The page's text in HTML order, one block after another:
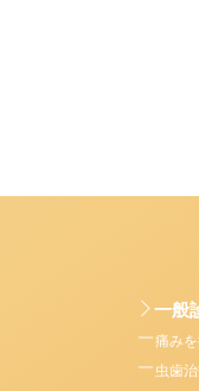
一般
痛み
虫歯